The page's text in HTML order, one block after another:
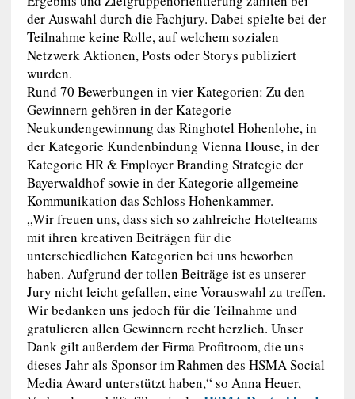
der Auswahl durch die Fachjury. Dabei spielte bei der
Teilnahme keine Rolle, auf welchem sozialen
Netzwerk Aktionen, Posts oder Storys publiziert
wurden.
Rund 70 Bewerbungen in vier Kategorien: Zu den
Gewinnern gehören in der Kategorie
Neukundengewinnung das Ringhotel Hohenlohe, in
der Kategorie Kundenbindung Vienna House, in der
Kategorie HR & Employer Branding Strategie der
Bayerwaldhof sowie in der Kategorie allgemeine
Kommunikation das Schloss Hohenkammer.
„Wir freuen uns, dass sich so zahlreiche Hotelteams
mit ihren kreativen Beiträgen für die
unterschiedlichen Kategorien bei uns beworben
haben. Aufgrund der tollen Beiträge ist es unserer
Jury nicht leicht gefallen, eine Vorauswahl zu treffen.
Wir bedanken uns jedoch für die Teilnahme und
gratulieren allen Gewinnern recht herzlich. Unser
Dank gilt außerdem der Firma Profitroom, die uns
dieses Jahr als Sponsor im Rahmen des HSMA Social
Media Award unterstützt haben,“ so Anna Heuer,